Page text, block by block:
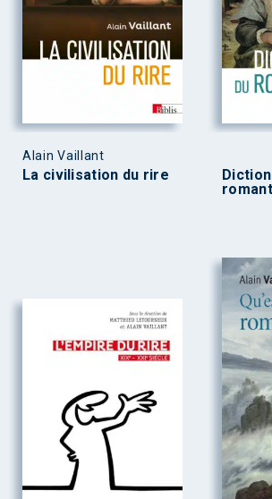
Alain Vaillant
La civilisation du rire